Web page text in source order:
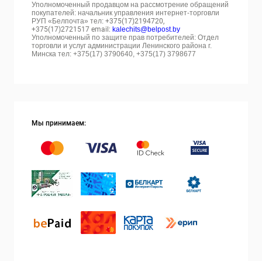
Уполномоченный продавцом на рассмотрение обращений
покупателей: начальник управления интернет-торговли
РУП «Белпочта» тел: +375(17)2194720,
+375(17)2721517 email: kalechits@belpost.by
Уполномоченный по защите прав потребителей: Отдел
торговли и услуг администрации Ленинского района г.
Минска тел: +375(17) 3790640, +375(17) 3798677
Мы принимаем: